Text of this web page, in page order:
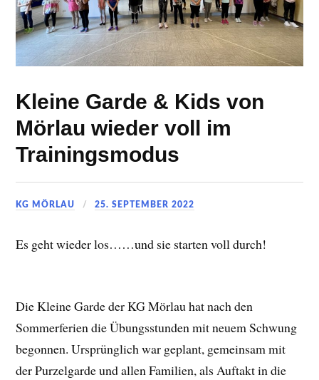
Kleine Garde & Kids von
Mörlau wieder voll im
Trainingsmodus
KG MÖRLAU 25. SEPTEMBER 2022
Es geht wieder los……und sie starten voll durch!
Die Kleine Garde der KG Mörlau hat nach den
Sommerferien die Übungsstunden mit neuem Schwung
begonnen. Ursprünglich war geplant, gemeinsam mit
der Purzelgarde und allen Familien, als Auftakt in die